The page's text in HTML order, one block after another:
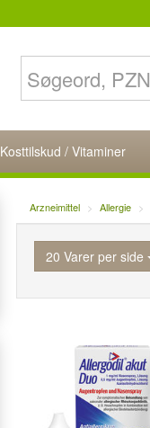
Kosttilskud / Vitaminer
Arzneimittel Allergie
20 Varer per side